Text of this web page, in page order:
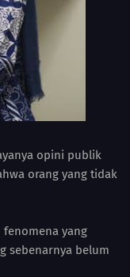
opini publik
orang yang tidak
fenomena yang
sebenarnya belum